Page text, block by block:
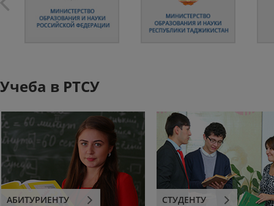
Учеба в РТСУ
АБИТУРИЕНТУ СТУДЕНТУ